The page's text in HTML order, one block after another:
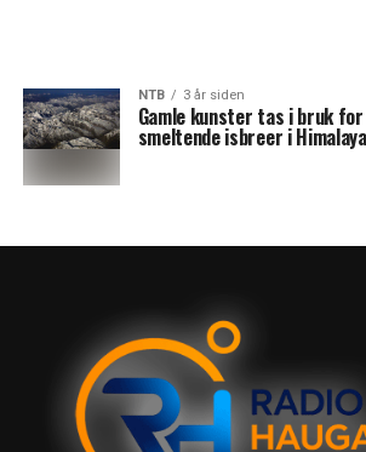
NTB 3 år siden
Gamle kunster tas i bruk for
smeltende isbreer i Himalaya